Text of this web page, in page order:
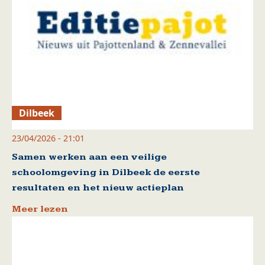
Dilbeek
23/04/2026 - 21:01
Samen werken aan een veilige
schoolomgeving in Dilbeek de eerste
resultaten en het nieuw actieplan
Meer lezen